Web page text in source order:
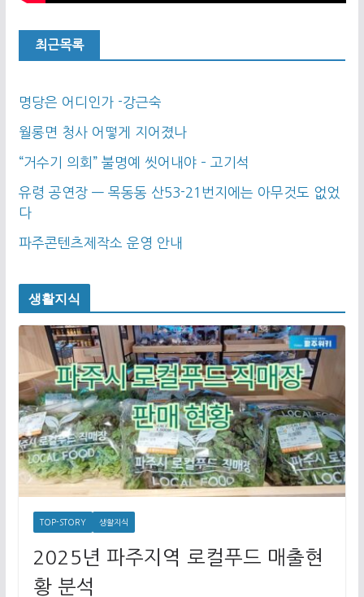
최근목록
명당은 어디인가 -강근숙
월롱면 청사 어떻게 지어졌나
“거수기 의회” 불명예 씻어내야 – 고기석
유령 공연장 — 목동동 산53-21번지에는 아무것도 없었
다
파주콘텐츠제작소 운영 안내
생활지식
TOP-STORY 생활지식
2025년 파주지역 로컬푸드 매출현
황 분석